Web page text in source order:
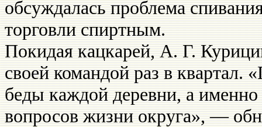
обсуждалась проблема
торговли спиртным.
Покидая кацкарей, А. Г.
своей коман­дой раз в квартал.
беды каждой деревни, а
вопросов жизни ок­руга», —